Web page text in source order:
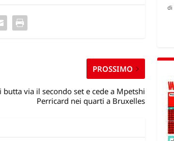
PROSSIMO
butta via il secondo set e cede a Mpetshi
Perricard nei quarti a Bruxelles